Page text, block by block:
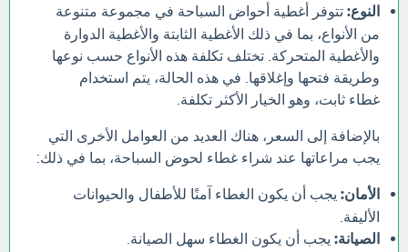
النوع: تتوفر أغطية أحواض السباحة في مجموعة متنوعة
من الأنواع، بما في ذلك الأغطية الثابتة والأغطية الدوارة
والأغطية المتحركة. تختلف تكلفة هذه الأنواع حسب نوعها
وطريقة فتحها وإغلاقها. في هذه الحالة، يتم استخدام
غطاء ثابت، وهو الخيار الأكثر تكلفة.
بالإضافة إلى السعر، هناك العديد من العوامل الأخرى التي
يجب مراعاتها عند شراء غطاء لحوض السباحة، بما في ذلك:
الأمان: يجب أن يكون الغطاء آمنًا للأطفال والحيوانات
الأليفة.
الصيانة: يجب أن يكون الغطاء سهل الصيانة.